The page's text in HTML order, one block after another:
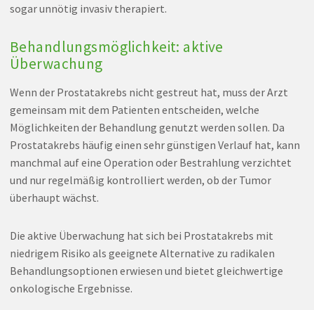
sogar unnötig invasiv therapiert.
Behandlungsmöglichkeit: aktive
Überwachung
Wenn der Prostatakrebs nicht gestreut hat, muss der Arzt
gemeinsam mit dem Patienten entscheiden, welche
Möglichkeiten der Behandlung genutzt werden sollen. Da
Prostatakrebs häufig einen sehr günstigen Verlauf hat, kann
manchmal auf eine Operation oder Bestrahlung verzichtet
und nur regelmäßig kontrolliert werden, ob der Tumor
überhaupt wächst.
Die aktive Überwachung hat sich bei Prostatakrebs mit
niedrigem Risiko als geeignete Alternative zu radikalen
Behandlungsoptionen erwiesen und bietet gleichwertige
onkologische Ergebnisse.